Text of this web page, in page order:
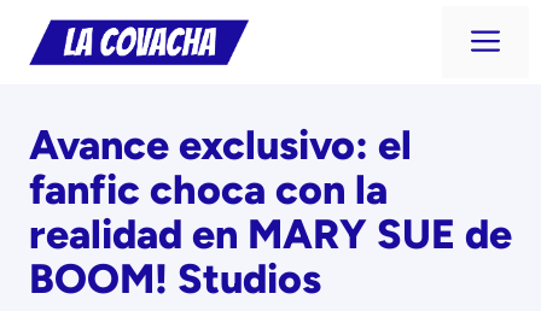
Saltar
Avance exclusivo: el
fanfic choca con la
realidad en MARY SUE de
BOOM! Studios